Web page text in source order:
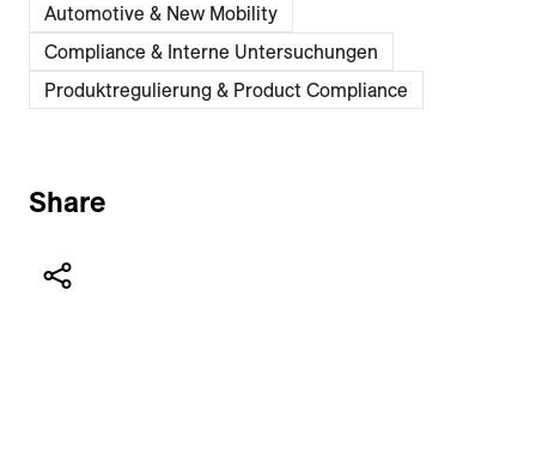
Automotive & New Mobility
Compliance & Interne Untersuchungen
Produktregulierung & Product Compliance
Share